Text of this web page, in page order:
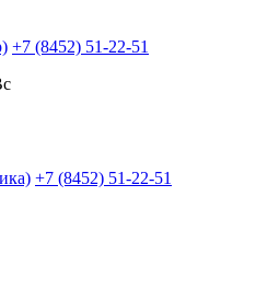
+7 (8452) 51-22-51
+7 (8452) 51-22-51